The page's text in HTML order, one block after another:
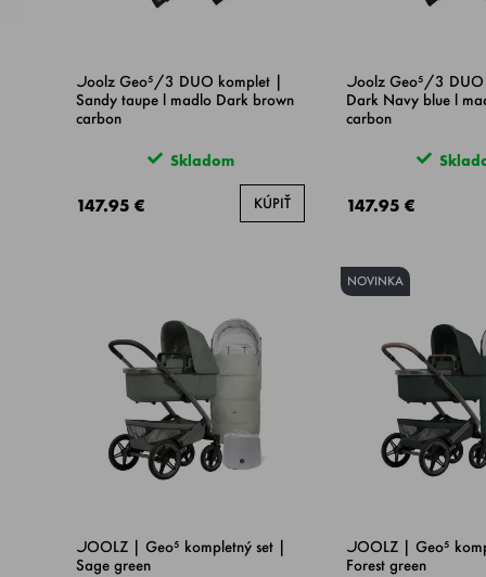
Joolz Geo⁵/3 DUO komplet |
Sandy taupe l madlo Dark brown
carbon
Skladom
147.95 € KÚPIŤ
Joolz Geo⁵/3
Dark Navy blue l
carbon
147.95 €
JOOLZ | Geo⁵ kompletný set |
Sage green
NOVINKA
JOOLZ | Geo⁵
Forest green